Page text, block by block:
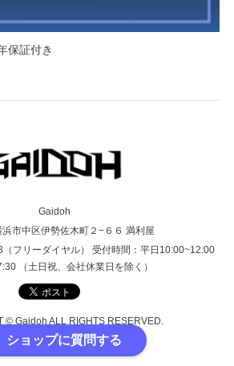
保証付き
Gaidoh
市中区伊勢佐木町２−６６ 満利屋
フリーダイヤル） 受付時間：平日10:00~12:00
（土日祝、会社休業日を除く）
© Gaidoh ALL RIGHTS RESERVED.
ショップに質問する